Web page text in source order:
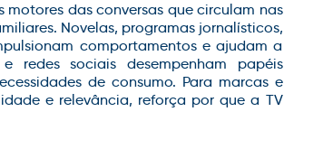
das conversas que circulam nas
Novelas, programas jornalísticos,
comportamentos e ajudam a
redes sociais desempenham papéis
de consumo. Para marcas e
e relevância, reforça por que a TV